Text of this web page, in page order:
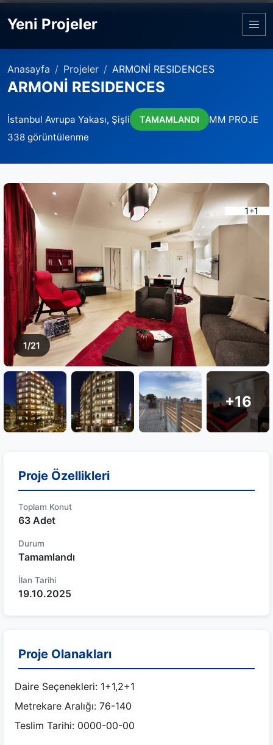
Yeni Projeler
Anasayfa Projeler ARMONİ RESIDENCES
ARMONİ RESIDENCES
İstanbul Avrupa Yakası, Şişli TAMAMLANDI
MM PROJE
338 görüntülenme
1/21
+16
Proje Özellikleri
Toplam Konut
63 Adet
Durum
Tamamlandı
İlan Tarihi
19.10.2025
Proje Olanakları
Daire Seçenekleri: 1+1,2+1
Metrekare Aralığı: 76-140
Teslim Tarihi: 0000-00-00